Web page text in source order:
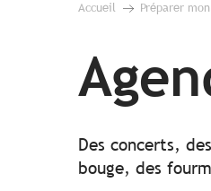
Accueil Préparer
Des concerts,
bouge, des